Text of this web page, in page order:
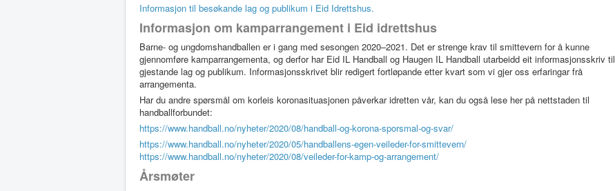
Informasjon til besøkande lag og publikum i Eid Idrettshus.
Informasjon om kamparrangement i Eid idrettshus
Barne- og ungdomshandballen er i gang med sesongen 2020–2021. Det er strenge krav til smittevern for å kunne
gjennomføre kamparrangementa, og derfor har Eid IL Handball og Haugen IL Handball utarbeidd eit informasjonsskriv til
gjestande lag og publikum. Informasjonsskrivet blir redigert fortløpande etter kvart som vi gjer oss erfaringar frå
arrangementa.
Har du andre spørsmål om korleis koronasituasjonen påverkar idretten vår, kan du også lese her på nettstaden til
handballforbundet:
https://www.handball.no/nyheter/2020/08/handball-og-korona-sporsmal-og-svar/
https://www.handball.no/nyheter/2020/05/handballens-egen-veileder-for-smittevern/
https://www.handball.no/nyheter/2020/08/veileder-for-kamp-og-arrangement/
Årsmøter